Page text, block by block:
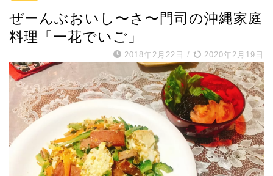
ぜーんぶおいし〜さ〜門司の沖縄家庭
料理「一花でいご」
2018年2月22日 / 2020年2月19日